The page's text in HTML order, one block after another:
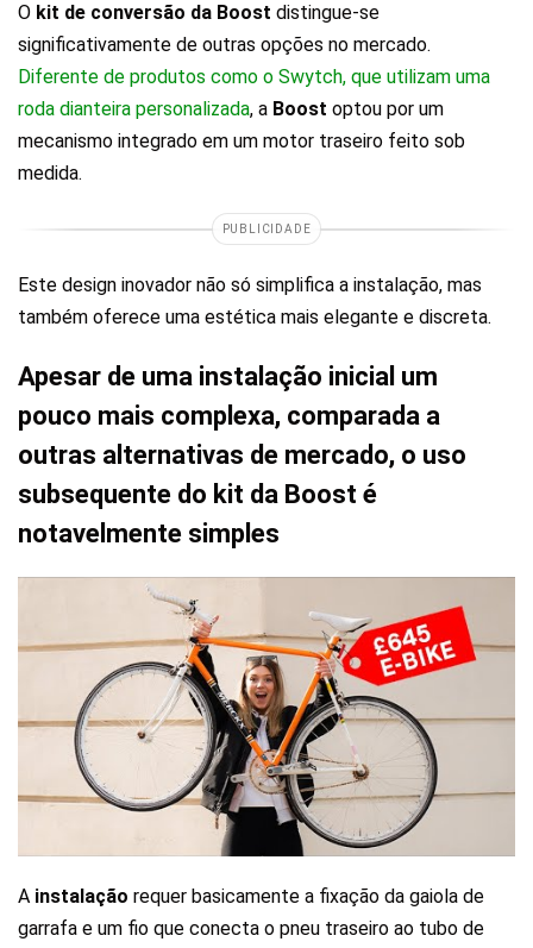
O kit de conversão da Boost distingue-se
significativamente de outras opções no mercado.
Diferente de produtos como o Swytch, que utilizam uma
roda dianteira personalizada, a Boost optou por um
mecanismo integrado em um motor traseiro feito sob
medida.
PUBLICIDADE
Este design inovador não só simplifica a instalação, mas
também oferece uma estética mais elegante e discreta.
Apesar de uma instalação inicial um
pouco mais complexa, comparada a
outras alternativas de mercado, o uso
subsequente do kit da Boost é
notavelmente simples
A instalação requer basicamente a fixação da gaiola de
garrafa e um fio que conecta o pneu traseiro ao tubo de